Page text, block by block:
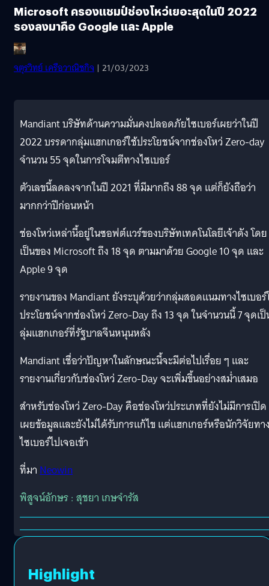
Microsoft ครองแชมป์ช่องโหว่เยอะสุดในปี 2022
รองลงมาคือ Google และ Apple
จตุรวิทย์ เครือวาณิชกิจ | 21/03/2023
Mandiant บริษัทด้านความมั่นคงปลอดภัยไซเบอร์เผยว่าในปี
2022 บรรดากลุ่มแฮกเกอร์ใช้ประโยชน์จากช่องโหว่ Zero-day
จำนวน 55 จุดในการโจมตีทางไซเบอร์
ตัวเลขนี้ลดลงจากในปี 2021 ที่มีมากถึง 88 จุด แต่ก็ยังถือว่า
มากกว่าปีก่อนหน้า
ช่องโหว่เหล่านี้อยู่ในซอฟต์แวร์ของบริษัทเทคโนโลยีเจ้าดัง โดย
เป็นของ Microsoft ถึง 18 จุด ตามมาด้วย Google 10 จุด และ
Apple 9 จุด
รายงานของ Mandiant ยังระบุด้วยว่ากลุ่มสอดแนมทางไซเบอ
ประโยชน์จากช่องโหว่ Zero-Day ถึง 13 จุด ในจำนวนนี้ 7 จุดเ
ลุ่มแฮกเกอร์ที่รัฐบาลจีนหนุนหลัง
Mandiant เชื่อว่าปัญหาในลักษณะนี้จะมีต่อไปเรื่อย ๆ และ
รายงานเกี่ยวกับช่องโหว่ Zero-Day จะเพิ่มขึ้นอย่างสม่ำเสมอ
สำหรับช่องโหว่ Zero-Day คือช่องโหว่ประเภทที่ยังไม่มีการเปิด
เผยข้อมูลและยังไม่ได้รับการแก้ไข แต่แฮกเกอร์หรือนักวิจัยทา
ไซเบอร์ไปเจอเข้า
ที่มาNeowin
พิสูจน์อักษร : สุชยา เกษจำรัส
Highlight